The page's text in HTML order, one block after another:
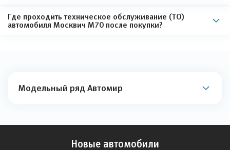
Где проходить техническое обслуживание (ТО)
автомобиля Москвич М70 после покупки?
Модельный ряд Автомир
Новые автомобили